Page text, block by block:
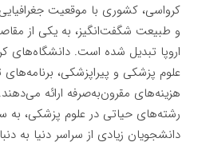
کرواسی، کشوری با موقعیت
و طبیعت شگفت‌انگیز، به یکی از
اروپا تبدیل شده است. دانشگاه‌های
علوم پزشکی و پیراپزشکی،
هزینه‌های مقرون‌به‌صرفه ارائه
رشته‌های حیاتی در علوم پزشکی،
دانشجویان زیادی از سراسر دنیا به